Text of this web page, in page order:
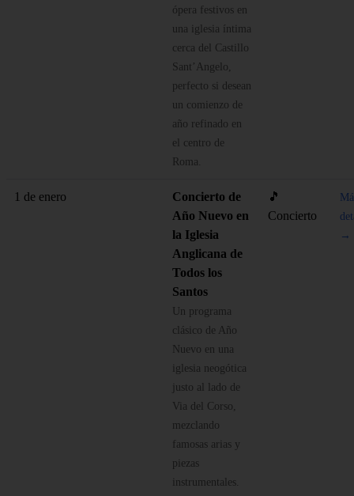
ópera festivos en
una iglesia íntima
cerca del Castillo
Sant’Angelo,
perfecto si desean
un comienzo de
año refinado en
el centro de
Roma.
1 de enero
Concierto de
Año Nuevo en
la Iglesia
Anglicana de
Todos los
Santos
Un programa
clásico de Año
Nuevo en una
iglesia neogótica
justo al lado de
Via del Corso,
mezclando
famosas arias y
piezas
instrumentales.
🎵
Concierto
→